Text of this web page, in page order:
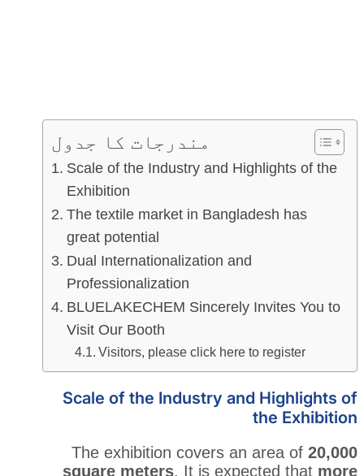
مندرجات کا جدول
Scale of the Industry and
The textile market in
Dual Internationalization and
Professionalization
BLUELAKECHEM Sincerely
Visitors, please click here
Scale of the Industry
The exhibition covers an
square meters . It is